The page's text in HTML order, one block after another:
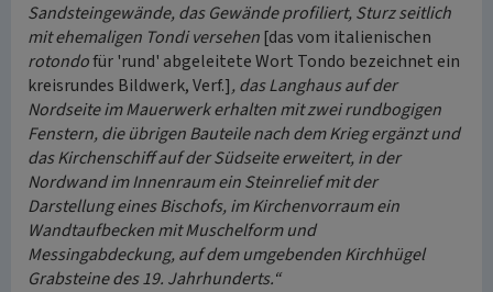
Sandsteingewände, das Gewände profiliert, Sturz seitlich
mit ehemaligen Tondi versehen[das vom italienischen
rotondofür 'rund' abgeleitete Wort Tondo bezeichnet ein
kreisrundes Bildwerk, Verf.], das Langhaus auf der
Nordseite im Mauerwerk erhalten mit zwei rundbogigen
Fenstern, die übrigen Bauteile nach dem Krieg ergänzt und
das Kirchenschiff auf der Südseite erweitert, in der
Nordwand im Innenraum ein Steinrelief mit der
Darstellung eines Bischofs, im Kirchenvorraum ein
Wandtaufbecken mit Muschelform und
Messingabdeckung, auf dem umgebenden Kirchhügel
Grabsteine des 19. Jahrhunderts.“